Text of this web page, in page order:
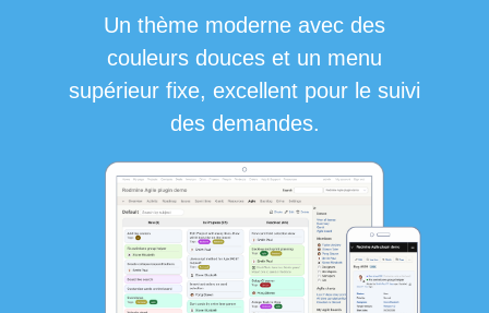
Un thème moderne avec des
couleurs douces et un menu
supérieur fixe, excellent pour le suivi
des demandes.